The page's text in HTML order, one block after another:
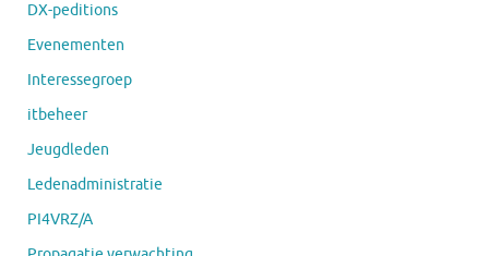
DX-peditions
Evenementen
Interessegroep
itbeheer
Jeugdleden
Ledenadministratie
PI4VRZ/A